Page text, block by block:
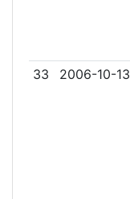
33
2006-10-13